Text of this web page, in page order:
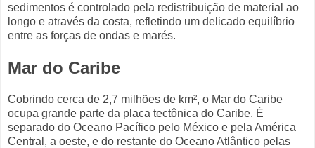
sedimentos é controlado pela redistribuição de material ao
longo e através da costa, refletindo um delicado equilíbrio
entre as forças de ondas e marés.
Mar do Caribe
Cobrindo cerca de 2,7 milhões de km², o Mar do Caribe
ocupa grande parte da placa tectônica do Caribe. É
separado do Oceano Pacífico pelo México e pela América
Central, a oeste, e do restante do Oceano Atlântico pelas